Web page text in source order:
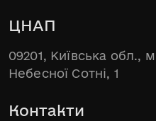
ЦНАП
09201, Київська обл.,
Небесної Сотні, 1
Контакти